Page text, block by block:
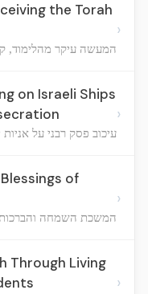
the Torah
המעשה עיקר מהלימוד,
›
on Israeli Ships
עיכוב פסק רבני על
›
of
המשכת השמחה
›
Through Living
›